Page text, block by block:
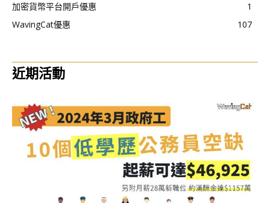
加密貨幣平台開戶優惠
1
WavingCat優惠
107
近期活動